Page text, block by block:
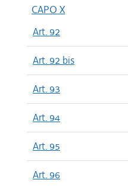
CAPO X
Art. 92
Art. 92 bis
Art. 93
Art. 94
Art. 95
Art. 96